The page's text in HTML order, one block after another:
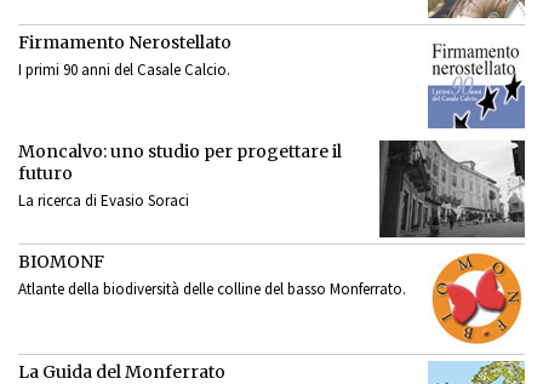
Firmamento Nerostellato
I primi 90 anni del Casale Calcio.
Moncalvo: uno studio per progettare il
futuro
La ricerca di Evasio Soraci
BIOMONF
Atlante della biodiversità delle colline del basso Monferrato.
La Guida del Monferrato